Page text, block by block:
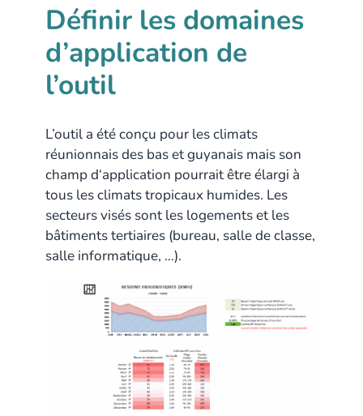
Définir les domaines
d’application de
l’outil
L’outil a été conçu pour les climats
réunionnais des bas et guyanais mais son
champ d‘application pourrait être élargi à
tous les climats tropicaux humides. Les
secteurs visés sont les logements et les
bâtiments tertiaires (bureau, salle de classe,
salle informatique, …).